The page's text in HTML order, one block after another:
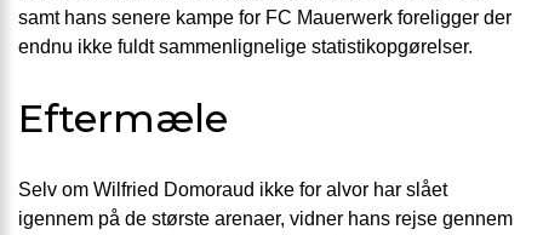
samt hans senere kampe for FC Mauerwerk foreligger der
endnu ikke fuldt sammenlignelige statistikopgørelser.
Eftermæle
Selv om Wilfried Domoraud ikke for alvor har slået
igennem på de største arenaer, vidner hans rejse gennem